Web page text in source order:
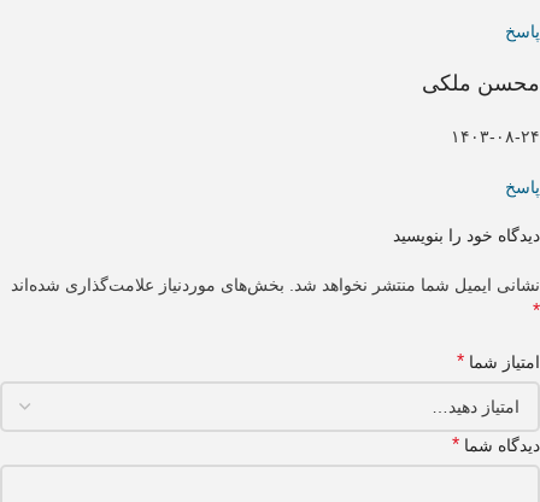
پاسخ
محسن ملکی
۱۴۰۳-۰۸-۲۴
پاسخ
دیدگاه خود را بنویسید
نشانی ایمیل شما منتشر نخواهد شد. بخش‌های موردنیاز علامت‌گذاری شده‌اند
*
امتیاز شما *
دیدگاه شما *